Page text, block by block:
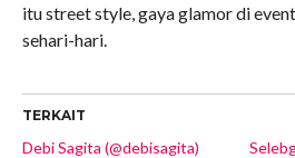
itu street style, gaya glamor di
sehari-hari.
TERKAIT
Debi Sagita (@debisagita)